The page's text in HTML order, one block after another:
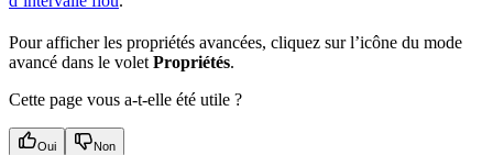
Pour afficher les propriétés avancées, cliquez sur l’icône du mode
avancé dans le volet Propriétés.
Cette page vous a-t-elle été utile ?
Oui Non